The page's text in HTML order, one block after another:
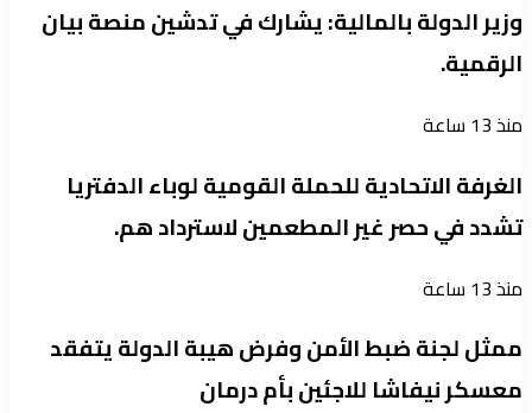
وزير الدولة بالمالية: يشارك في تدشين منصة بيان
الرقمية.
منذ 13 ساعة
الغرفة الاتحادية للحملة القومية لوباء الدفتريا
تشدد في حصر غير المطعمين لاسترداد هم.
منذ 13 ساعة
ممثل لجنة ضبط الأمن وفرض هيبة الدولة يتفقد
معسكر نيفاشا للاجئين بأم درمان